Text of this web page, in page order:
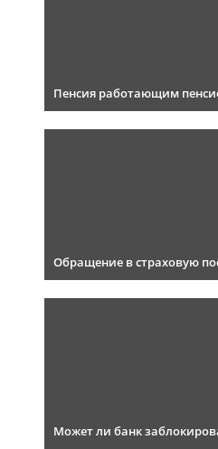
Пенсия работающим
Обращение в страховую
Может ли банк